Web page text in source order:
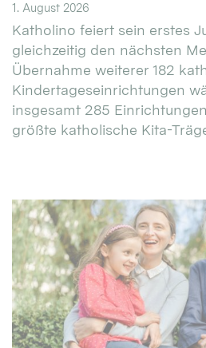
1. August 2026
Katholino feiert sein erstes
gleichzeitig den nächsten
Übernahme weiterer 182
Kindertageseinrichtungen
insgesamt 285
größte katholische Kita-